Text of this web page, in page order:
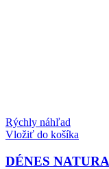
Rýchly náhľad
Vložiť do košíka
DÉNES